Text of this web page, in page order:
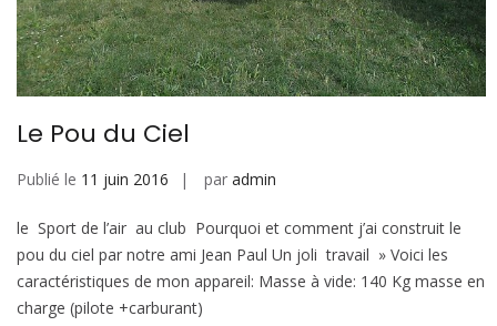
Le Pou du Ciel
Publié le 11 juin 2016 par admin
le Sport de l’air au club Pourquoi et comment j’ai construit le
pou du ciel par notre ami Jean Paul Un joli travail » Voici les
caractéristiques de mon appareil: Masse à vide: 140 Kg masse en
charge (pilote +carburant)